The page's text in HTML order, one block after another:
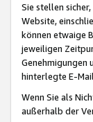
Sie stellen
Website,
können etwaige
jeweiligen
Genehmigungen
hinterlegte E-
Wenn Sie als
außerhalb der